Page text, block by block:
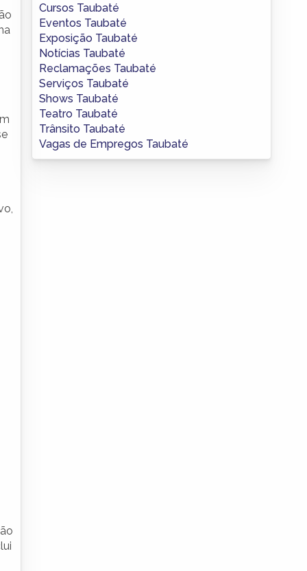
Cursos Taubaté
Eventos Taubaté
Exposição Taubaté
Notícias Taubaté
Reclamações Taubaté
Serviços Taubaté
Shows Taubaté
Teatro Taubaté
Trânsito Taubaté
Vagas de Empregos Taubaté